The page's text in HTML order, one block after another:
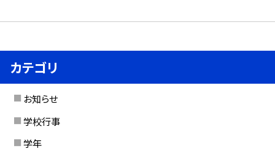
カテゴリ
お知らせ
学校行事
学年